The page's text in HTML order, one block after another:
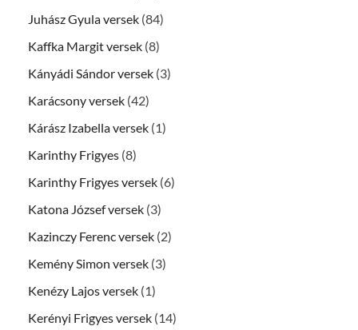
Juhász Gyula versek (84)
Kaffka Margit versek (8)
Kányádi Sándor versek (3)
Karácsony versek (42)
Kárász Izabella versek (1)
Karinthy Frigyes (8)
Karinthy Frigyes versek (6)
Katona József versek (3)
Kazinczy Ferenc versek (2)
Kemény Simon versek (3)
Kenézy Lajos versek (1)
Kerényi Frigyes versek (14)